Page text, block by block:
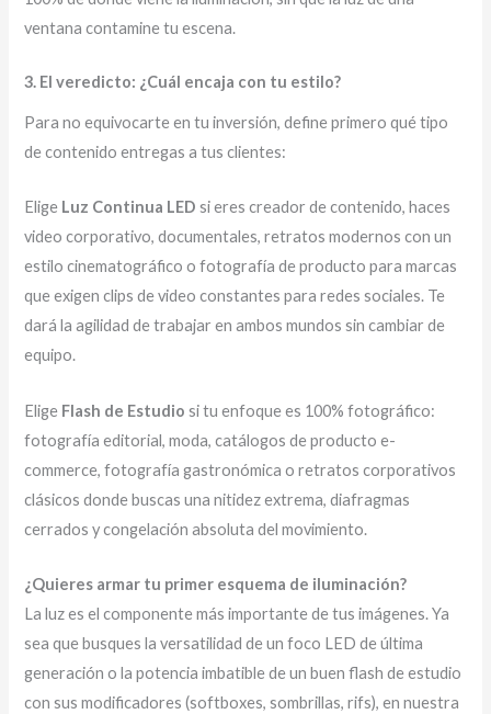
ventana contamine tu escena.
3. El veredicto: ¿Cuál encaja con tu estilo?
Para no equivocarte en tu inversión, define primero qué tipo
de contenido entregas a tus clientes:
Elige Luz Continua LED si eres creador de contenido, haces
video corporativo, documentales, retratos modernos con un
estilo cinematográfico o fotografía de producto para marcas
que exigen clips de video constantes para redes sociales. Te
dará la agilidad de trabajar en ambos mundos sin cambiar de
equipo.
Elige Flash de Estudio si tu enfoque es 100% fotográfico:
fotografía editorial, moda, catálogos de producto e-
commerce, fotografía gastronómica o retratos corporativos
clásicos donde buscas una nitidez extrema, diafragmas
cerrados y congelación absoluta del movimiento.
¿Quieres armar tu primer esquema de iluminación?
La luz es el componente más importante de tus imágenes. Ya
sea que busques la versatilidad de un foco LED de última
generación o la potencia imbatible de un buen flash de estudio
con sus modificadores (softboxes, sombrillas, rifs), en nuestra